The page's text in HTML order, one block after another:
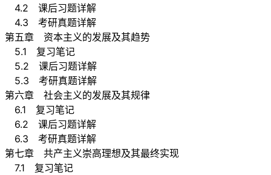
4.2 课后习题详解
4.3 考研真题详解
第五章 资本主义的发展及其趋势
5.1 复习笔记
5.2 课后习题详解
5.3 考研真题详解
第六章 社会主义的发展及其规律
6.1 复习笔记
6.2 课后习题详解
6.3 考研真题详解
第七章 共产主义崇高理想及其最终实现
7.1 复习笔记